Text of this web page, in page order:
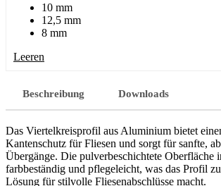
10 mm
12,5 mm
8 mm
Leeren
Beschreibung Downloads
Das Viertelkreisprofil aus Aluminium bietet
Kantenschutz für Fliesen und sorgt für sanfte,
Übergänge. Die pulverbeschichtete Oberfläche
farbbeständig und pflegeleicht, was das Profil
Lösung für stilvolle Fliesenabschlüsse macht.